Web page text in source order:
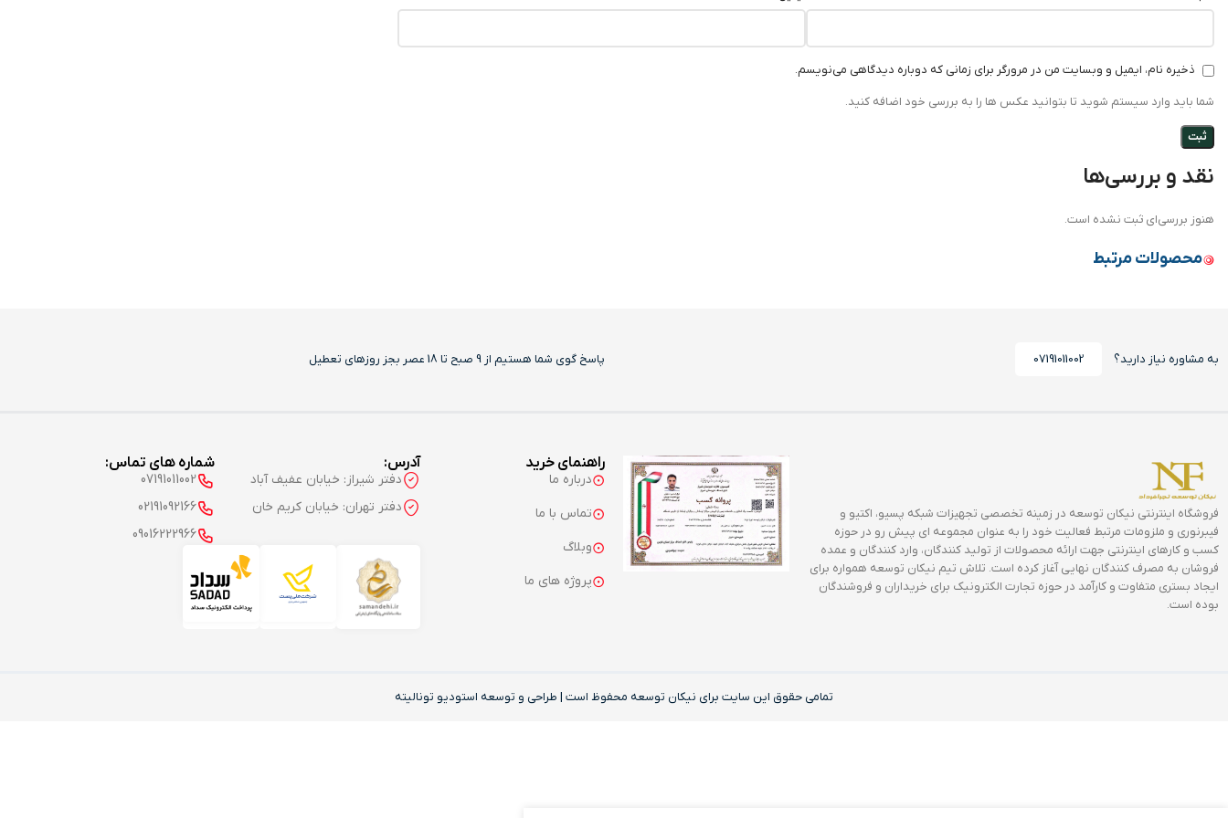
نقد و بررسی‌ها
هنوز بررسی‌ای ثبت نشده است.
ذخیره نام، ایمیل و وبسایت من در مرورگر برای زمانی که دوباره دیدگاهی می‌نویسم.
شما باید وارد سیستم شوید تا بتوانید عکس ها را به بررسی خود اضافه کنید.
محصولات مرتبط
به مشاوره نیاز دارید؟ 07191011002 پاسخ گوی شما هستیم از 9 صبح تا 18 عصر بجز روزهای تعطیل
فروشگاه اینترنتی نیکان توسعه در زمینه تخصصی تجهیزات شبکه پسیو، اکتیو و
فیبرنوری و ملزومات مرتبط فعالیت خود را به عنوان مجموعه ای پیش رو در حوزه
کسب و کارهای اینترنتی جهت ارائه محصولات از تولید کنندگان، وارد کنندگان و عمده
فروشان به مصرف کنندگان نهایی آغاز کرده است. تلاش تیم نیکان توسعه همواره برای
ایجاد بستری متفاوت و کارآمد در حوزه تجارت الکترونیک برای خریداران و فروشندگان
بوده است.
راهنمای خرید
درباره ما
تماس با ما
وبلاگ
پروژه های ما
آدرس:
دفتر شیراز: خیابان عفیف آباد
دفتر تهران: خیابان کریم خان
شماره های تماس:
07191011002
02191092166
09016222966
تمامی حقوق این‌ سایت برای نیکان توسعه محفوظ است | طراحی و توسعه استودیو تونالیته